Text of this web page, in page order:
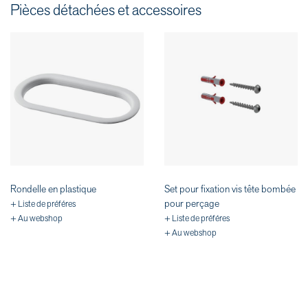
Pièces détachées et accessoires
Rondelle en plastique
+ Liste de préféres
+ Au webshop
Set pour fixation vis tête bombée
pour perçage
+ Liste de préféres
+ Au webshop